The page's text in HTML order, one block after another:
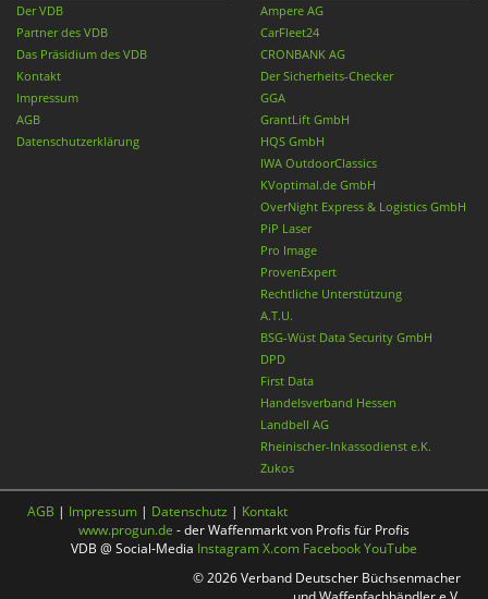
Der VDB
Partner des VDB
Das Präsidium des VDB
Kontakt
Impressum
AGB
Datenschutzerklärung
Ampere AG
CarFleet24
CRONBANK AG
Der Sicherheits-Checker
GGA
GrantLift GmbH
HQS GmbH
IWA OutdoorClassics
KVoptimal.de GmbH
OverNight Express & Logistics GmbH
PiP Laser
Pro Image
ProvenExpert
Rechtliche Unterstützung
A.T.U.
BSG-Wüst Data Security GmbH
DPD
First Data
Handelsverband Hessen
Landbell AG
Rheinischer-Inkassodienst e.K.
Zukos
AGB | Impressum | Datenschutz | Kontakt
www.progun.de - der Waffenmarkt von Profis für Profis
VDB @ Social-Media InstagramX.com FacebookYouTube
© 2026 Verband Deutscher Büchsenmacher